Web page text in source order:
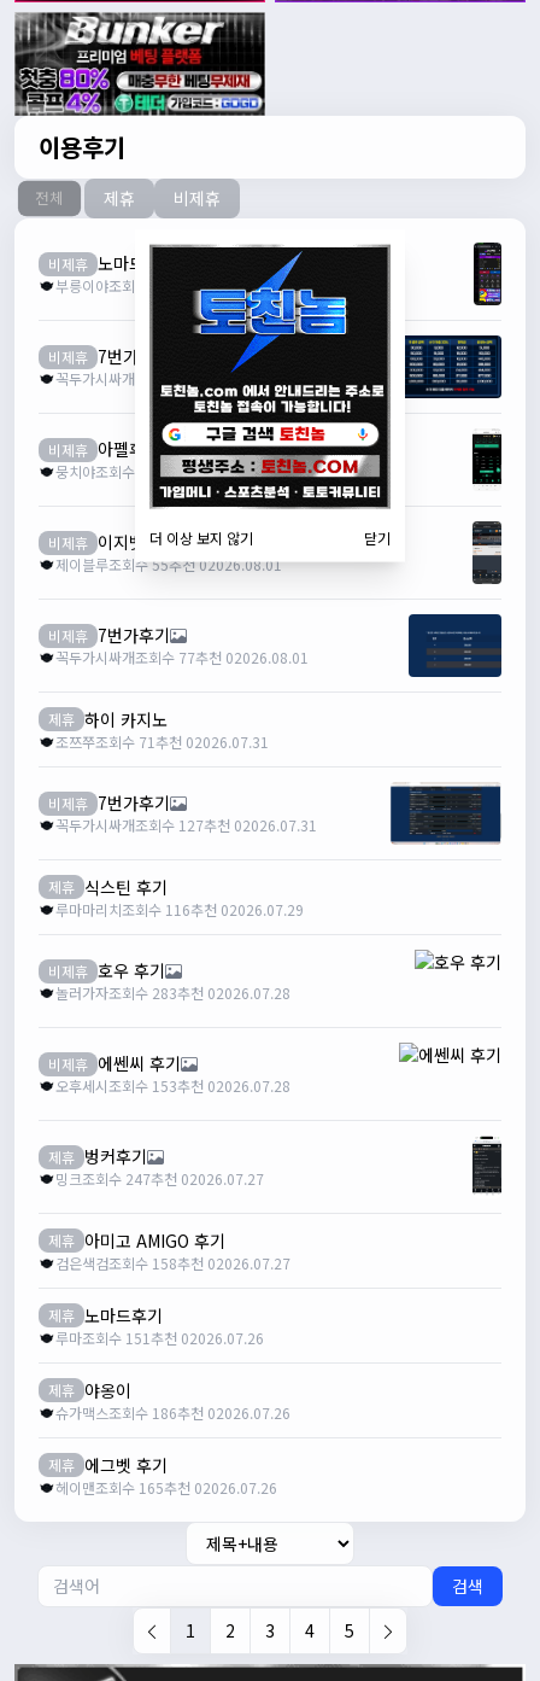
이용후기
전체 제휴 비제휴
비제휴 노마드후기
부릉이야조회수 31 추천 02026.08.03
비제휴 7번가후기
꼭두가시싸개 추천 0
비제휴 아펠후기
뭉치야조회수 68 추천 02026.08.01
비제휴 이지벳 후기
제이블루조회수 55추천 02026.08.01
비제휴 7번가후기
꼭두가시싸개조회수 77추천 02026.08.01
제휴 하이 카지노
조쯔쭈조회수 71추천 02026.07.31
비제휴 7번가후기
꼭두가시싸개조회수 127추천 02026.07.31
제휴 식스틴 후기
루마마리치조회수 116추천 02026.07.29
비제휴 호우 후기
놀러가자조회수 283추천 02026.07.28
비제휴 에쎈씨 후기
오후세시조회수 153추천 02026.07.28
제휴 벙커후기
밍크조회수 247추천 02026.07.27
제휴 아미고 AMIGO 후기
검은색검조회수 158추천 02026.07.27
제휴 노마드후기
루마조회수 151추천 02026.07.26
제휴 야옹이
슈가맥스조회수 186추천 02026.07.26
제휴 에그벳 후기
헤이맨조회수 165추천 02026.07.26
검색
1
2 3 4 5
더 이상 보지 않기 닫기